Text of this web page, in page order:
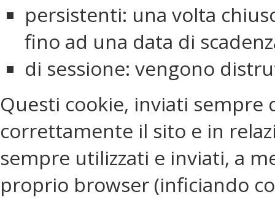
persistenti: una volta
fino ad una data di
di sessione: vengono
Questi cookie, inviati sempre
correttamente il sito e in
sempre utilizzati e inviati, a
proprio browser (inficiando